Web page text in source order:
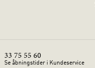
33 75 55 60
Se åbningstider i Kundeservice